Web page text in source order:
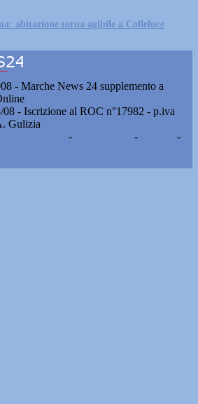
abitazione torna agibile a Colleluce
- Marche News 24 supplemento a
08 - Iscrizione al ROC n°17982 - p.iva
Gulizia
- -
-